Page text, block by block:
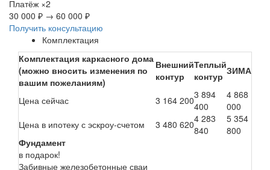
Платёж ×2
30 000 ₽ → 60 000 ₽
Получить консультацию
Комплектация
Комплектация каркасного дома
(можно вносить изменения по
вашим пожеланиям)
Внешний
контур
Теплый
контур ЗИМА
Цена сейчас 3 164 2003 894
400
4 868
000
Цена в ипотеку с эскроу-счетом
3 480 6204 283
840
5 354
800
Фундамент
в подарок!
Забивные железобетонные сваи